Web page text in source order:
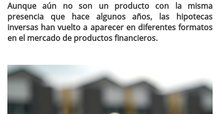
Aunque aún no son un producto con la misma
presencia que hace algunos años, las hipotecas
inversas han vuelto a aparecer en diferentes formatos
en el mercado de productos financieros.